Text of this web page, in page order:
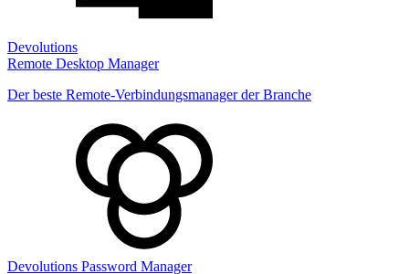
Devolutions
Remote Desktop Manager
Der beste Remote-Verbindungsmanager der Branche
Devolutions Password Manager